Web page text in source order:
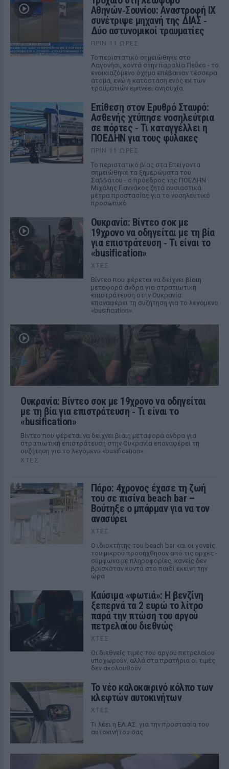
Αθηνών‑Σουνίου: Αναστροφή ΙΧ
συνέτριψε μηχανή της ΔΙΑΣ ‑
Δύο αστυνομικοί τραυματίες
ΠΡΙΝ 11 ΏΡΕΣ
Το περιστατικό σημειώθηκε στο
Λαγονήσι, κοντά στην παραλία Πεύκο - το
ενοικιαζόμενο όχημα επέβαιναν τέσσερα
άτομα, ενώ η κατάσταση ενός εκ των
τραυματιών εμπνέει ανησυχία.
Επίθεση στον Ερυθρό Σταυρό:
Ασθενής χτύπησε νοσηλεύτρια
σε πόρτες ‑ Τι καταγγέλλει η
ΠΟΕΔΗΝ για τους φύλακες
ΠΡΙΝ 11 ΏΡΕΣ
Το περιστατικό βίας στα Επείγοντα
σημειώθηκε τα ξημερώματα του
Σαββάτου - ο πρόεδρος της ΠΟΕΔΗΝ
Μιχάλης Γιαννάκος ζητά ουσιαστικά
μέτρα προστασίας για το νοσηλευτικό
προσωπικό
Ουκρανία: Βίντεο σοκ με
19χρονο να οδηγείται με τη βία
για επιστράτευση ‑ Τι είναι το
«busification»
ΧΤΕΣ
Βίντεο που φέρεται να δείχνει βίαιη
μεταφορά άνδρα για στρατιωτική
επιστράτευση στην Ουκρανία
επαναφέρει τη συζήτηση για το λεγόμενο
«busification».
Ουκρανία: Βίντεο σοκ με 19χρονο να οδηγείται
με τη βία για επιστράτευση ‑ Τι είναι το
«busification»
Βίντεο που φέρεται να δείχνει βίαιη μεταφορά άνδρα για
στρατιωτική επιστράτευση στην Ουκρανία επαναφέρει τη
συζήτηση για το λεγόμενο «busification».
ΧΤΕΣ
Πάρο: 4χρονος έχασε τη ζωή
του σε πισίνα beach bar –
Βούτηξε ο μπάρμαν για να τον
ανασύρει
ΧΤΕΣ
Ο ιδιοκτήτης του beach bar και οι γονείς
του μικρού προσήχθησαν από τις αρχές -
σύμφωνα με πληροφορίες, κανείς δεν
βρισκόταν κοντά στο παιδί εκείνη την
ώρα
Καύσιμα «φωτιά»: Η βενζίνη
ξεπερνά τα 2 ευρώ το λίτρο
παρά την πτώση του αργού
πετρελαίου διεθνώς
ΧΤΕΣ
Οι διεθνείς τιμές του αργού πετρελαίου
υποχωρούν, αλλά στα πρατήρια οι τιμές
δεν ακολουθούν
Το νέο καλοκαιρινό κόλπο των
κλεφτών αυτοκινήτων
ΧΤΕΣ
Tι λέει η ΕΛ.ΑΣ. για την προστασία του
αυτοκινήτου σας